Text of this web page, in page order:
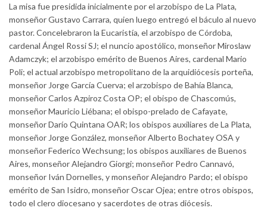
La misa fue presidida inicialmente por el arzobispo de La Plata,
monseñor Gustavo Carrara, quien luego entregó el báculo al nuevo
pastor. Concelebraron la Eucaristía, el arzobispo de Córdoba,
cardenal Ángel Rossi SJ; el nuncio apostólico, monseñor Miroslaw
Adamczyk; el arzobispo emérito de Buenos Aires, cardenal Mario
Poli; el actual arzobispo metropolitano de la arquidiócesis porteña,
monseñor Jorge García Cuerva; el arzobispo de Bahía Blanca,
monseñor Carlos Azpiroz Costa OP; el obispo de Chascomús,
monseñor Mauricio Liébana; el obispo-prelado de Cafayate,
monseñor Darío Quintana OAR; los obispos auxiliares de La Plata,
monseñor Jorge González, monseñor Alberto Bochatey OSA y
monseñor Federico Wechsung; los obispos auxiliares de Buenos
Aires, monseñor Alejandro Giorgi; monseñor Pedro Cannavó,
monseñor Iván Dornelles, y monseñor Alejandro Pardo; el obispo
emérito de San Isidro, monseñor Oscar Ojea; entre otros obispos,
todo el clero diocesano y sacerdotes de otras diócesis.